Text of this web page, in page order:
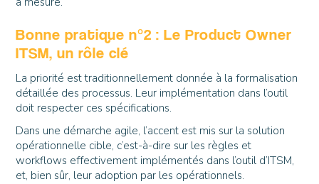
Bonne pratique n°2 : Le Product Owner
ITSM, un rôle clé
La priorité est traditionnellement donnée à la formalisation
détaillée des processus. Leur implémentation dans l’outil
doit respecter ces spécifications.
Dans une démarche agile, l’accent est mis sur la solution
opérationnelle cible, c’est-à-dire sur les règles et
workflows effectivement implémentés dans l’outil d’ITSM,
et, bien sûr, leur adoption par les opérationnels.